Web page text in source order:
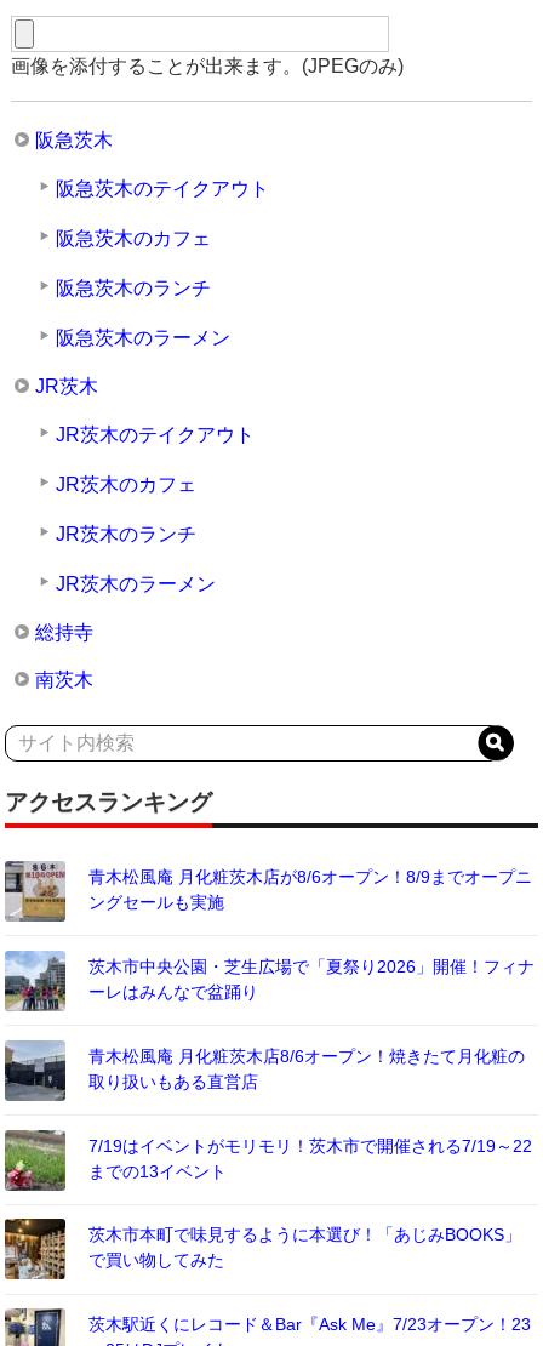
画像を添付することが出来ます。(JPEGのみ)
阪急茨木
阪急茨木のテイクアウト
阪急茨木のカフェ
阪急茨木のランチ
阪急茨木のラーメン
JR茨木
JR茨木のテイクアウト
JR茨木のカフェ
JR茨木のランチ
JR茨木のラーメン
総持寺
南茨木
アクセスランキング
青木松風庵 月化粧茨木店が8/6オープン！8/9までオープニ
ングセールも実施
茨木市中央公園・芝生広場で「夏祭り2026」開催！フィナ
ーレはみんなで盆踊り
青木松風庵 月化粧茨木店8/6オープン！焼きたて月化粧の
取り扱いもある直営店
7/19はイベントがモリモリ！茨木市で開催される7/19～22
までの13イベント
茨木市本町で味見するように本選び！「あじみBOOKS」
で買い物してみた
茨木駅近くにレコード＆Bar『Ask Me』7/23オープン！23